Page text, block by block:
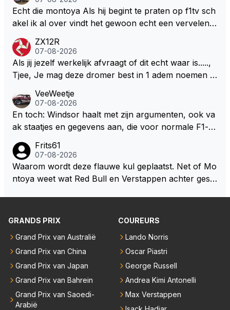
n dicht met als onbetwiste nummer 2 of GOATINES
S Lawson natuurlijk 😂😂😂😂😂
Echt die montoya Als hij begint te praten op f1tv sch
akel ik al over vindt het gewoon echt een vervelend
weet 🤮🤮
ZX12R
07-08-2026
Als jij jezelf werkelijk afvraagt of dit echt waar is.....,
Tjee, Je mag deze dromer best in 1 adem noemen m
aar voordragen uit eigen geest. Kan mij voorstellen d
at je het leuk vindt sprookjes te luisteren maar heb jij
jezelf dan ook wel eens afgevraagd of de dappere b
ze wolff gesneden heeft?
VeeWeetje
07-08-2026
En toch: Windsor haalt met zijn argumenten, ook va
ak staatjes en gegevens aan, die voor normale F1-fa
okies made of your own dough" 🤣
Frits61
07-08-2026
Waarom wordt deze flauwe kul geplaatst. Net of Mo
ntoya weet wat Red Bull en Verstappen achter geslo
GRANDS PRIX
Grand Prix van Australië
Grand Prix van China
Grand Prix van Japan
Grand Prix van Bahrein
Grand Prix van Saoedi-
Arabië
COUREURS
Lando Norris
Oscar Piastri
George Russell
Andrea Kimi Antonelli
Max Verstappen